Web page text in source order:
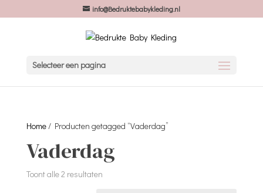
info@Bedruktebabykleding.nl
Selecteer een pagina
Home/ Producten getagged “Vaderdag”
Vaderdag
Toont alle 2 resultatenGesorteerd